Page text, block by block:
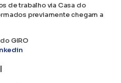
de trabalho via Casa do
previamente chegam a
GIRO